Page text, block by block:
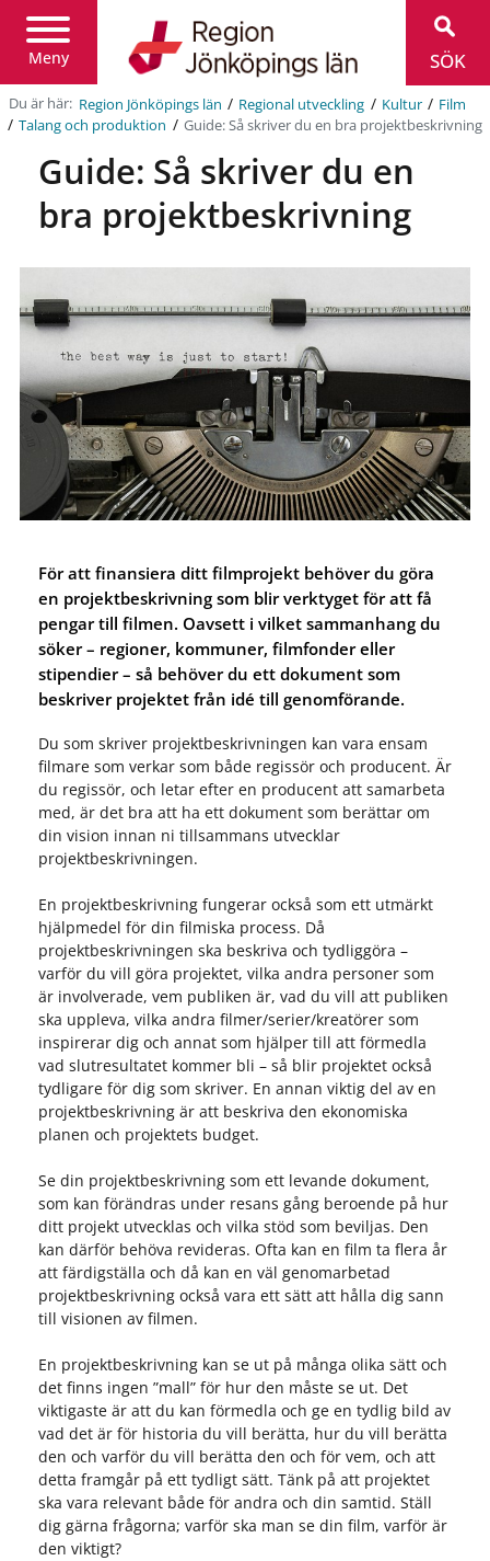
Meny
Jönköpings
län
SÖK
Du är här: Region Jönköpings län / Regional utveckling / Kultur / Film
/ Talang och produktion / Guide: Så skriver du en bra projektbeskrivning
Guide: Så skriver du en
bra projektbeskrivning
För att finansiera ditt filmprojekt behöver du göra
en projektbeskrivning som blir verktyget för att få
pengar till filmen. Oavsett i vilket sammanhang du
söker – regioner, kommuner, filmfonder eller
stipendier – så behöver du ett dokument som
beskriver projektet från idé till genomförande.
Du som skriver projektbeskrivningen kan vara ensam
filmare som verkar som både regissör och producent. Är
du regissör, och letar efter en producent att samarbeta
med, är det bra att ha ett dokument som berättar om
din vision innan ni tillsammans utvecklar
projektbeskrivningen.
En projektbeskrivning fungerar också som ett utmärkt
hjälpmedel för din filmiska process. Då
projektbeskrivningen ska beskriva och tydliggöra –
varför du vill göra projektet, vilka andra personer som
är involverade, vem publiken är, vad du vill att publiken
ska uppleva, vilka andra filmer/serier/kreatörer som
inspirerar dig och annat som hjälper till att förmedla
vad slutresultatet kommer bli – så blir projektet också
tydligare för dig som skriver. En annan viktig del av en
projektbeskrivning är att beskriva den ekonomiska
planen och projektets budget.
Se din projektbeskrivning som ett levande dokument,
som kan förändras under resans gång beroende på hur
ditt projekt utvecklas och vilka stöd som beviljas. Den
kan därför behöva revideras. Ofta kan en film ta flera år
att färdigställa och då kan en väl genomarbetad
projektbeskrivning också vara ett sätt att hålla dig sann
till visionen av filmen.
En projektbeskrivning kan se ut på många olika sätt och
det finns ingen ”mall” för hur den måste se ut. Det
viktigaste är att du kan förmedla och ge en tydlig bild av
vad det är för historia du vill berätta, hur du vill berätta
den och varför du vill berätta den och för vem, och att
detta framgår på ett tydligt sätt. Tänk på att projektet
ska vara relevant både för andra och din samtid. Ställ
dig gärna frågorna; varför ska man se din film, varför är
den viktigt?